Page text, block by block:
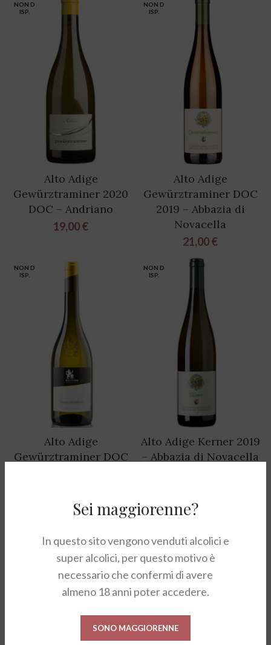
Sei maggiorenne?
In questo sito vengono venduti alcolici e
super alcolici, per questo motivo è
necessario che confermi di avere
almeno 18 anni poter accedere.
SONO MAGGIORENNE
NON D
ISP.
Alto Adige
Gewürztraminer 2020
DOC – Andriano
19,00€
NON D
ISP.
Alto Adige
Gewürztraminer DOC
2019 – Abbazia di
Novacella
21,00€
NON D
ISP.
Alto Adige
Gewürztraminer DOC
NON D
ISP.
Alto Adige Kerner 2019
– Abbazia di Novacella
NON D